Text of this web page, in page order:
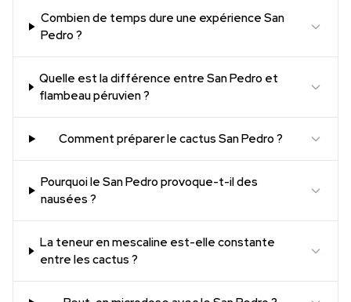
Combien de temps dure une expérience San
Pedro ?
Quelle est la différence entre San Pedro et
flambeau péruvien ?
Comment préparer le cactus San Pedro ?
Pourquoi le San Pedro provoque-t-il des
nausées ?
La teneur en mescaline est-elle constante
entre les cactus ?